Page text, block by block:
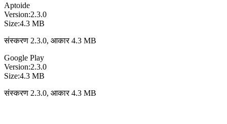
Aptoide
Version:2.3.0
Size:4.3 MB
संस्करण 2.3.0, आकार 4.3 MB
Google Play
Version:2.3.0
Size:4.3 MB
संस्करण 2.3.0, आकार 4.3 MB